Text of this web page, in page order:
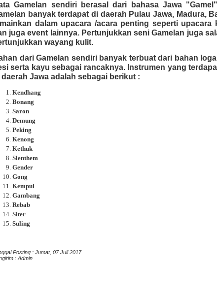
Gamelan sendiri berasal dari bahasa Jawa
banyak terdapat di daerah Pulau Jawa, Madura,
dalam upacara /acara penting seperti upacara
juga event lainnya. Pertunjukkan seni Gamelan juga
wayang kulit.
dari Gamelan sendiri banyak terbuat dari bahan
serta kayu sebagai rancaknya. Instrumen yang
Jawa adalah sebagai berikut :
Kendhang
Bonang
Saron
Demung
Peking
Kenong
Kethuk
Slenthem
Gender
Gong
Kempul
Gambang
Rebab
Siter
Suling
Posting : Jumat, 07 Juli 2017
: Admin